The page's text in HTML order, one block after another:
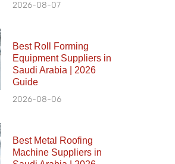
2026-08-07
Best Roll Forming
Equipment Suppliers in
Saudi Arabia | 2026
Guide
2026-08-06
Best Metal Roofing
Machine Suppliers in